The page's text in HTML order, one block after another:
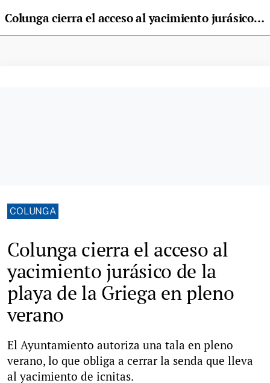
Colunga cierra el acceso al yacimiento jurásico de la playa de la Griega en pleno verano
COLUNGA
Colunga cierra el acceso al
yacimiento jurásico de la
playa de la Griega en pleno
verano
El Ayuntamiento autoriza una tala en pleno
verano, lo que obliga a cerrar la senda que lleva
al yacimiento de icnitas.